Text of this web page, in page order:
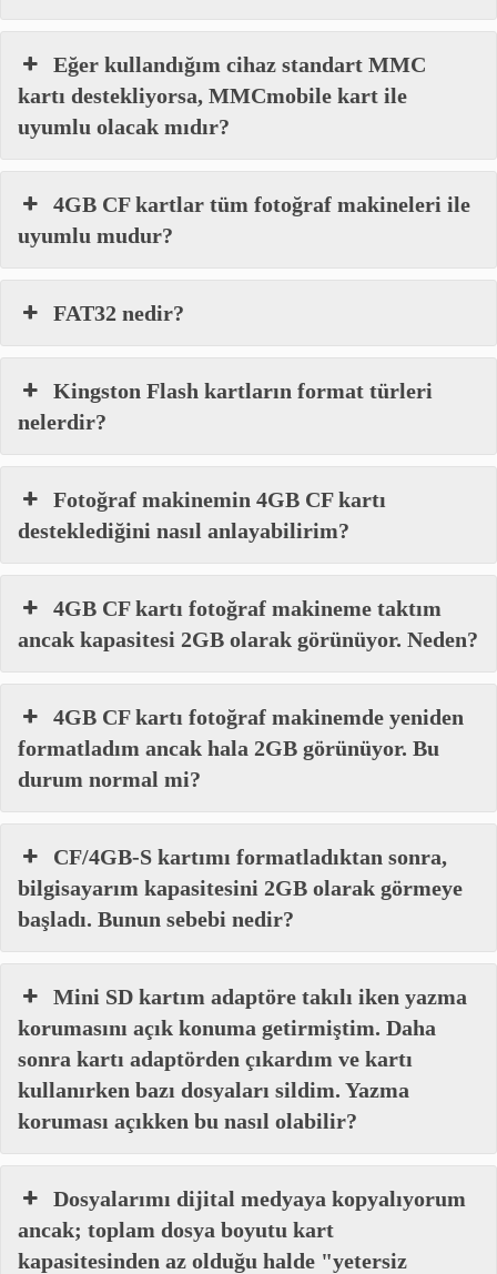
Eğer kullandığım cihaz standart MMC
kartı destekliyorsa, MMCmobile kart ile
uyumlu olacak mıdır?
4GB CF kartlar tüm fotoğraf makineleri ile
uyumlu mudur?
FAT32 nedir?
Kingston Flash kartların format türleri
nelerdir?
Fotoğraf makinemin 4GB CF kartı
desteklediğini nasıl anlayabilirim?
4GB CF kartı fotoğraf makineme taktım
ancak kapasitesi 2GB olarak görünüyor. Neden?
4GB CF kartı fotoğraf makinemde yeniden
formatladım ancak hala 2GB görünüyor. Bu
durum normal mi?
CF/4GB-S kartımı formatladıktan sonra,
bilgisayarım kapasitesini 2GB olarak görmeye
başladı. Bunun sebebi nedir?
Mini SD kartım adaptöre takılı iken yazma
korumasını açık konuma getirmiştim. Daha
sonra kartı adaptörden çıkardım ve kartı
kullanırken bazı dosyaları sildim. Yazma
koruması açıkken bu nasıl olabilir?
Dosyalarımı dijital medyaya kopyalıyorum
ancak; toplam dosya boyutu kart
kapasitesinden az olduğu halde "yetersiz